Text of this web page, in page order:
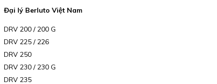
Đại lý Berluto Việt Nam
DRV 200 / 200 G
DRV 225 / 226
DRV 250
DRV 230 / 230 G
DRV 235